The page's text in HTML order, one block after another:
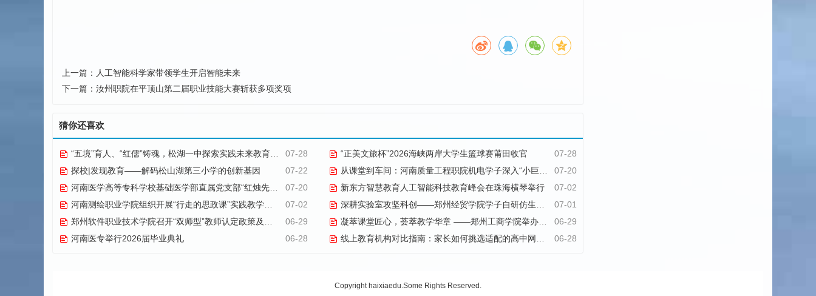
上一篇： 人工智能科学家带领学生开启智能未来
下一篇： 汝州职院在平顶山第二届职业技能大赛斩获多项奖项
猜你还喜欢
07-28
“五境”育人、“红儒”铸魂，松湖一中探索实践未来教育纪实 07-28
“正美文旅杯”​2026海峡两岸大学生篮球赛莆田收官
07-22
探校|发现教育——解码松山湖第三小学的创新基因 07-20
从课堂到车间：河南质量工程职院机电学子深入“小巨人”企业，交出8份青春“智造”答卷
07-20
河南医学高等专科学校基础医学部直属党支部“红烛先锋”党建品牌创建纪实 07-02
新东方智慧教育人工智能科技教育峰会在珠海横琴举行
07-02
河南测绘职业学院组织开展“行走的思政课”实践教学活动 07-01
深耕实验室攻坚科创——郑州经贸学院学子自研仿生机械手
06-29
郑州软件职业技术学院召开“双师型”教师认定政策及企业实践专项解读会议 06-29
凝萃课堂匠心，荟萃教学华章 ——郑州工商学院举办2026年优秀教学材料展览会
06-28
河南医专举行2026届毕业典礼 06-28
线上教育机构对比指南：家长如何挑选适配的高中网课品牌
Copyright haixiaedu.Some Rights Reserved.